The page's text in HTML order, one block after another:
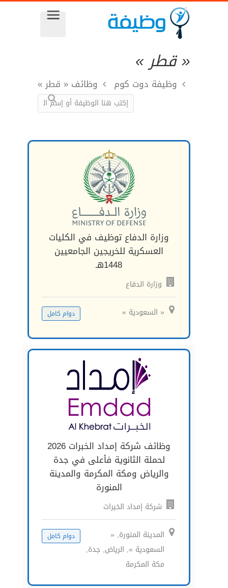
« قطر »
وظيفة دوت كوم وظائف « قطر »
وزارة الدفاع توظيف في الكليات
العسكرية للخريجين الجامعيين
1448هـ
وزارة الدفاع
« السعودية » دوام كامل
وظائف شركة إمداد الخبرات 2026
لحملة الثانوية فأعلى في جدة
والرياض ومكة المكرمة والمدينة
المنورة
شركة إمداد الخبرات
المدينة المنورة, «
السعودية », الرياض, جدة,
مكة المكرمة
دوام كامل